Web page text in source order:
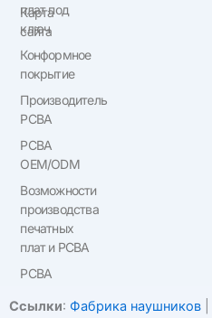
Карта
сайта
плат под
ключ
Конформное
покрытие
Производитель
PCBA
PCBA
OEM/ODM
Возможности
производства
печатных
плат и PCBA
PCBA
Ссылки: Фабрика наушников